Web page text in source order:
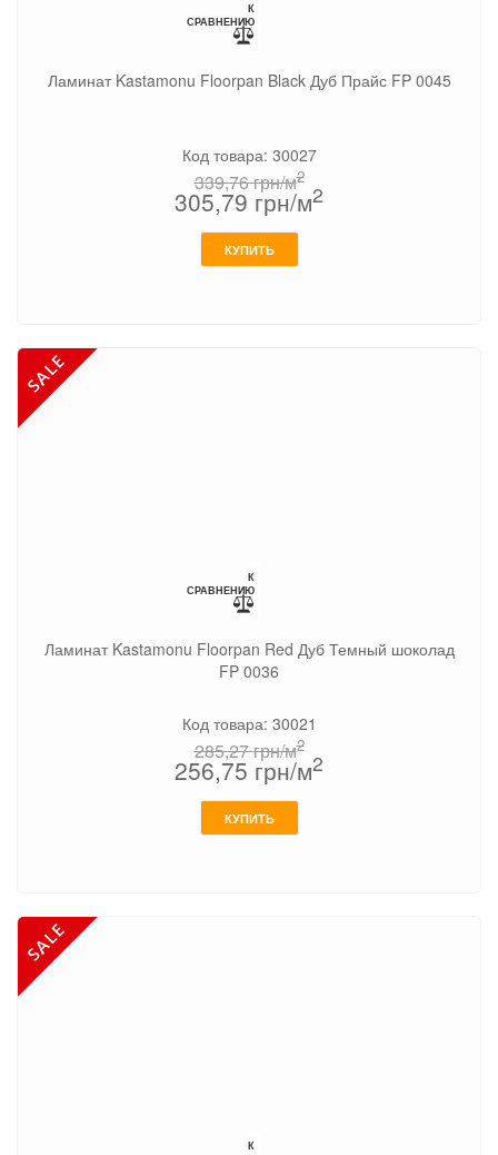
К
СРАВНЕНИЮ
Ламинат Kastamonu Floorpan Black Дуб Прайс FP 0045
Код товара: 30027
339,76грн/м2
305,79 грн/м2
КУПИТЬ
К
СРАВНЕНИЮ
Ламинат Kastamonu Floorpan Red Дуб Темный шоколад
FP 0036
Код товара: 30021
285,27грн/м2
256,75 грн/м2
КУПИТЬ
К